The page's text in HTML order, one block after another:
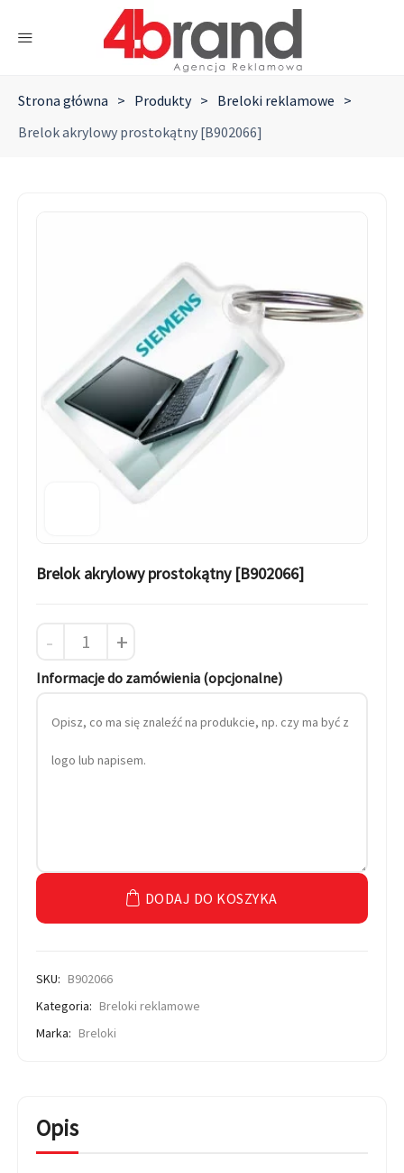
Strona główna > Produkty > Breloki reklamowe >
Brelok akrylowy prostokątny [B902066]
Brelok akrylowy prostokątny [B902066]
- +
Informacje do zamówienia (opcjonalne)
DODAJ DO KOSZYKA
SKU: B902066
Kategoria: Breloki reklamowe
Marka: Breloki
Opis